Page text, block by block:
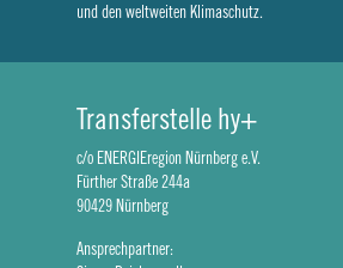
und den weltweiten Klimaschutz.
Transferstelle hy+
c/o ENERGIEregion Nürnberg e.V.
Fürther Straße 244a
90429 Nürnberg
Ansprechpartner: